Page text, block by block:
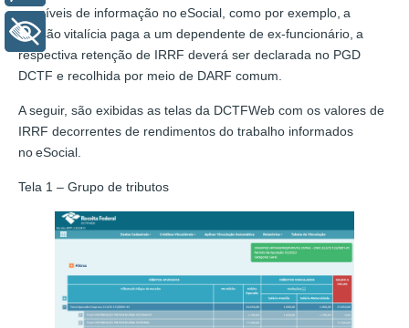
passíveis de informação no eSocial, como por exemplo, a
pensão vitalícia paga a um dependente de ex-funcionário, a
respectiva retenção de IRRF deverá ser declarada no PGD
DCTF e recolhida por meio de DARF comum.
A seguir, são exibidas as telas da DCTFWeb com os valores de
IRRF decorrentes de rendimentos do trabalho informados
no eSocial.
Tela 1 – Grupo de tributos
+ Acessibilidade